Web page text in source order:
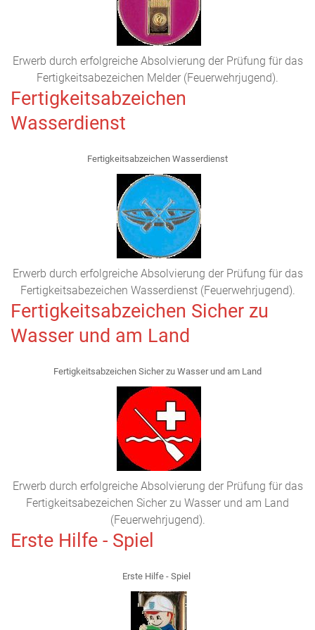
Erwerb durch erfolgreiche Absolvierung der Prüfung für das
Fertigkeitsabezeichen Melder (Feuerwehrjugend).
Fertigkeitsabzeichen
Wasserdienst
Fertigkeitsabzeichen Wasserdienst
Erwerb durch erfolgreiche Absolvierung der Prüfung für das
Fertigkeitsabezeichen Wasserdienst (Feuerwehrjugend).
Fertigkeitsabzeichen Sicher zu
Wasser und am Land
Fertigkeitsabzeichen Sicher zu Wasser und am Land
Erwerb durch erfolgreiche Absolvierung der Prüfung für das
Fertigkeitsabezeichen Sicher zu Wasser und am Land
(Feuerwehrjugend).
Erste Hilfe - Spiel
Erste Hilfe - Spiel